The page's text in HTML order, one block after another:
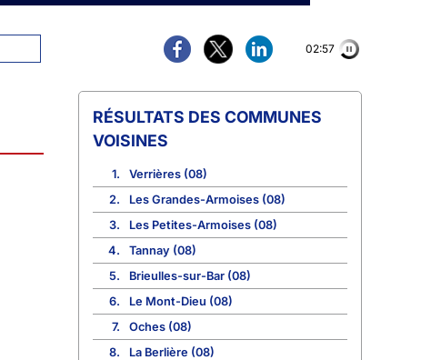
02:56
COMMUNES
VOISINES
1.
Verrières (08)
2.
Les Grandes-Armoises (08)
3.
Les Petites-Armoises (08)
4.
Tannay (08)
5.
Brieulles-sur-Bar (08)
6.
Le Mont-Dieu (08)
7.
Oches (08)
8.
La Berlière (08)